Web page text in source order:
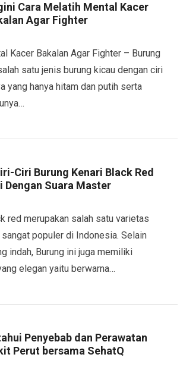
Cara Melatih Mental Kacer
Agar Fighter
Kacer Bakalan Agar Fighter – Burung
satu jenis burung kicau dengan ciri
yang hanya hitam dan putih serta
Ciri Burung Kenari Black Red
Dengan Suara Master
red merupakan salah satu varietas
sangat populer di Indonesia. Selain
indah, Burung ini juga memiliki
elegan yaitu berwarna…
Penyebab dan Perawatan
Perut bersama SehatQ